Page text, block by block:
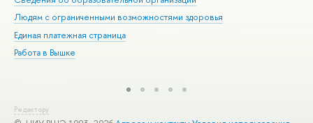
Людям с ограниченными возможностями здоровья
Единая платежная страница
Работа в Вышке
Редактору